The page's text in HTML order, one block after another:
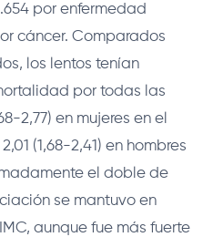
por enfermedad
cáncer. Comparados
los lentos tenían
por todas las
2,77) en mujeres en el
(1,68-2,41) en hombres
el doble de
se mantuvo en
aunque fue más fuerte